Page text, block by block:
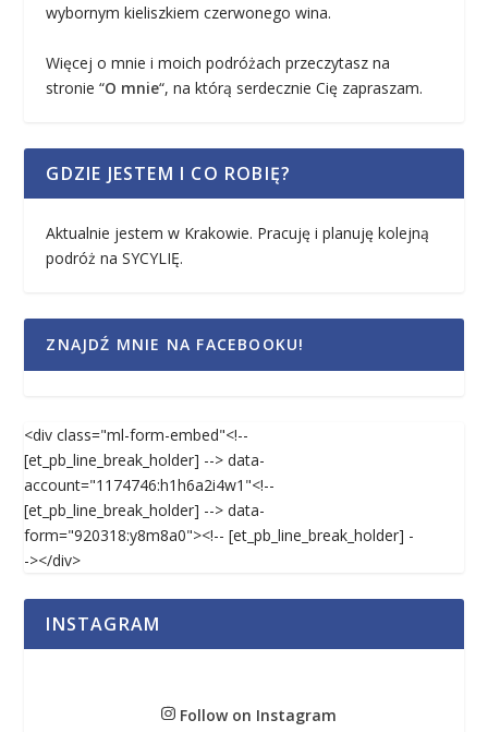
wybornym kieliszkiem czerwonego wina.
Więcej o mnie i moich podróżach przeczytasz na
stronie “O mnie“, na którą serdecznie Cię zapraszam.
GDZIE JESTEM I CO ROBIĘ?
Aktualnie jestem w Krakowie. Pracuję i planuję kolejną
podróż na SYCYLIĘ.
ZNAJDŹ MNIE NA FACEBOOKU!
<div class="ml-form-embed"<!--
[et_pb_line_break_holder] --> data-
account="1174746:h1h6a2i4w1"<!--
[et_pb_line_break_holder] --> data-
form="920318:y8m8a0"><!-- [et_pb_line_break_holder] -
-></div>
INSTAGRAM
Follow on Instagram